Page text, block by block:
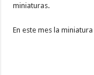
miniaturas.
En este mes la